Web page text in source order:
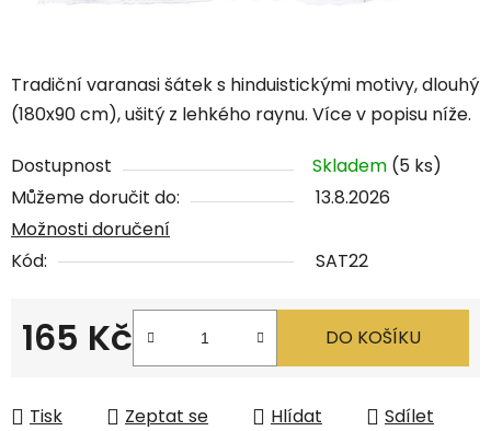
Tradiční varanasi šátek s hinduistickými motivy, dlouhý
(180x90 cm), ušitý z lehkého raynu. Více v popisu níže.
Dostupnost Skladem (5 ks)
Můžeme doručit do:
13.8.2026
Možnosti doručení
Kód:
SAT22
165 Kč DO KOŠÍKU
Tisk Zeptat se Hlídat Sdílet